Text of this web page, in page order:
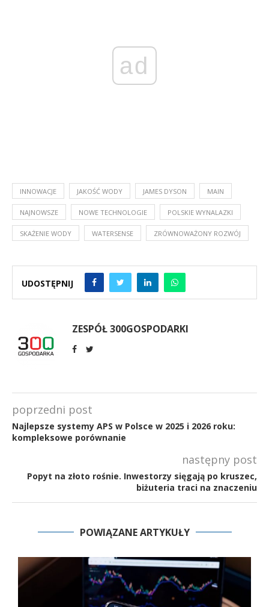
ad
INNOWACJE JAKOŚĆ WODY JAMES DYSON MAIN
NAJNOWSZE NOWE TECHNOLOGIE POLSKIE WYNALAZKI
SKAŻENIE WODY WATERSENSE ZRÓWNOWAŻONY ROZWÓJ
UDOSTĘPNIJ
ZESPÓŁ 300GOSPODARKI
poprzedni post
Najlepsze systemy APS w Polsce w 2025 i 2026 roku:
kompleksowe porównanie
następny post
Popyt na złoto rośnie. Inwestorzy sięgają po kruszec,
biżuteria traci na znaczeniu
POWIĄZANE ARTYKUŁY